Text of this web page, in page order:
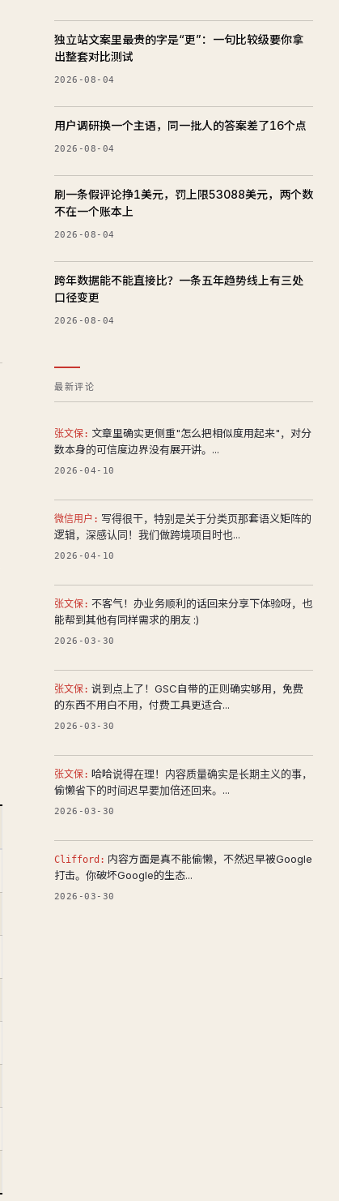
独立站文案里最贵的字是“更”：一句比较级要你拿
出整套对比测试
2026-08-04
用户调研换一个主语，同一批人的答案差了16个点
2026-08-04
刷一条假评论挣1美元，罚上限53088美元，两个数
不在一个账本上
2026-08-04
跨年数据能不能直接比？一条五年趋势线上有三处
口径变更
2026-08-04
最新评论
张文保:
数本身的可信度边界没有展开讲。...
2026-04-10
微信用户:
逻辑，深感认同！我们做跨境项目时也...
2026-04-10
张文保:
能帮到其他有同样需求的朋友 :)
2026-03-30
张文保:
的东西不用白不用，付费工具更适合...
2026-03-30
张文保:
偷懒省下的时间迟早要加倍还回来。...
2026-03-30
Clifford:
打击。你破坏Google的生态...
2026-03-30